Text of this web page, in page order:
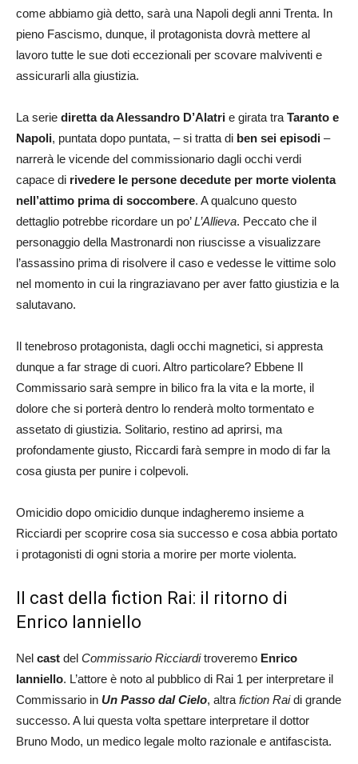
come abbiamo già detto, sarà una Napoli degli anni Trenta. In
pieno Fascismo, dunque, il protagonista dovrà mettere al
lavoro tutte le sue doti eccezionali per scovare malviventi e
assicurarli alla giustizia.
La serie diretta da Alessandro D’Alatri e girata tra Taranto e
Napoli, puntata dopo puntata, – si tratta di ben sei episodi –
narrerà le vicende del commissionario dagli occhi verdi
capace di rivedere le persone decedute per morte violenta
nell’attimo prima di soccombere. A qualcuno questo
dettaglio potrebbe ricordare un po’L’Allieva. Peccato che il
personaggio della Mastronardi non riuscisse a visualizzare
l’assassino prima di risolvere il caso e vedesse le vittime solo
nel momento in cui la ringraziavano per aver fatto giustizia e la
salutavano.
Il tenebroso protagonista, dagli occhi magnetici, si appresta
dunque a far strage di cuori. Altro particolare? Ebbene Il
Commissario sarà sempre in bilico fra la vita e la morte, il
dolore che si porterà dentro lo renderà molto tormentato e
assetato di giustizia. Solitario, restino ad aprirsi, ma
profondamente giusto, Riccardi farà sempre in modo di far la
cosa giusta per punire i colpevoli.
Omicidio dopo omicidio dunque indagheremo insieme a
Ricciardi per scoprire cosa sia successo e cosa abbia portato
i protagonisti di ogni storia a morire per morte violenta.
Il cast della fiction Rai: il ritorno di
Enrico Ianniello
Nel cast del Commissario Ricciarditroveremo Enrico
Ianniello. L’attore è noto al pubblico di Rai 1 per interpretare il
Commissario in Un Passo dal Cielo, altra fiction Raidi grande
successo. A lui questa volta spettare interpretare il dottor
Bruno Modo, un medico legale molto razionale e antifascista.